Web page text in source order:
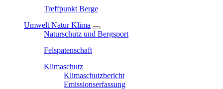
Treffpunkt Berge
Umwelt Natur Klima
Naturschutz und Bergsport
Felspatenschaft
Klimaschutz
Klimaschutzbericht
Emissionserfassung